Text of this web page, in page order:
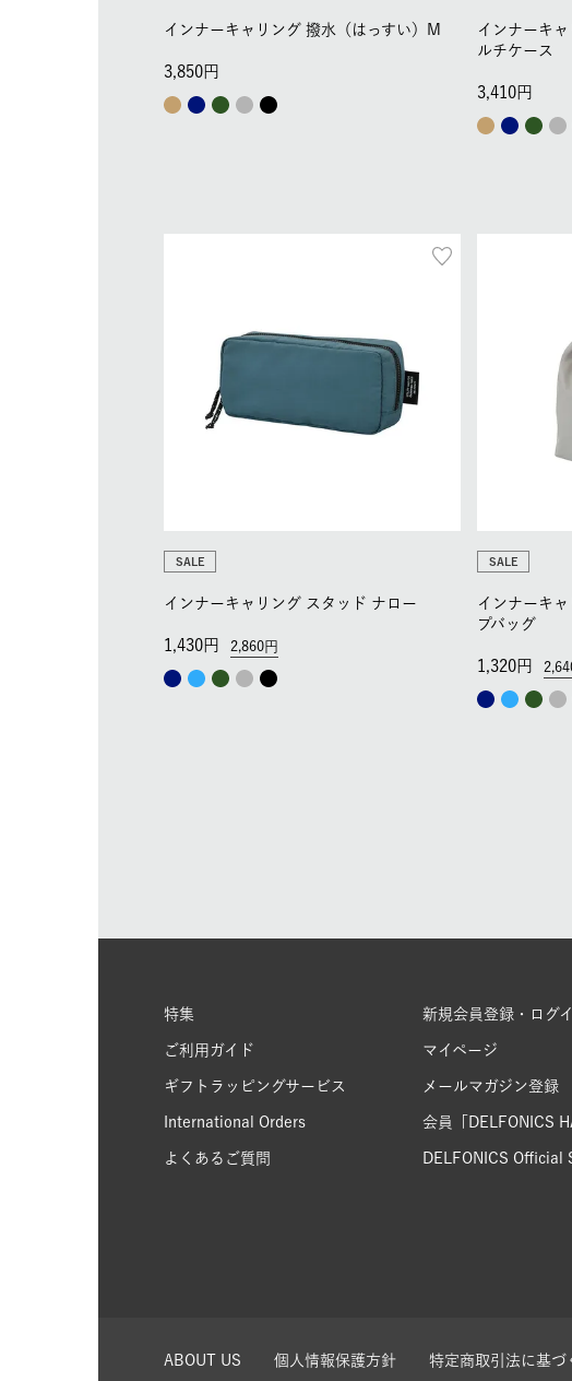
インナーキャリング 撥水（はっすい）M
3,850
インナーキ
ルチケース
3,410
SALE
インナーキャリング スタッド ナロー
2,860
1,430
SALE
インナーキ
プバッグ
1,320
特集
ご利用ガイド
ギフトラッピングサービス
International Orders
よくあるご質問
新規会員登録・ログ
マイページ
メールマガジン登録
会員「DELFONICS
DELFONICS Official
ABOUT US 個人情報保護方針 特定商取引法に基づ